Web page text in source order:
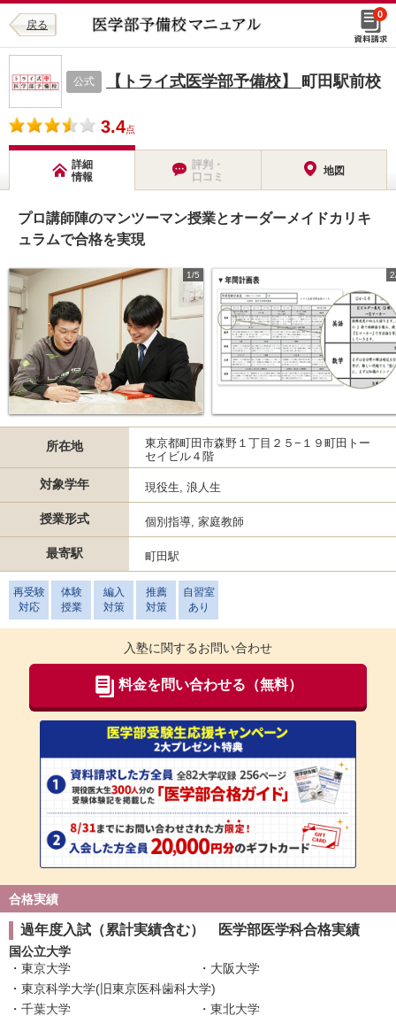
戻る
0
公式 【トライ式医学部予備校】 町田駅前校
3.4点
詳細
情報
評判・
口コミ
地図
プロ講師陣のマンツーマン授業とオーダーメイドカリキ
ュラムで合格を実現
1/5
所在地
東京都町田市森野１丁目２５−１９町田トー
セイビル４階
対象学年 現役生, 浪人生
授業形式 個別指導, 家庭教師
最寄駅 町田駅
再受験
対応
体験
授業
編入
対策
推薦
対策
自習室
あり
入塾に関するお問い合わせ
料金を問い合わせる（無料）
合格実績
過年度入試（累計実績含む） 医学部医学科合格実績
国公立大学
東京大学
大阪大学
東京科学大学(旧東京医科歯科大学)
千葉大学
東北大学